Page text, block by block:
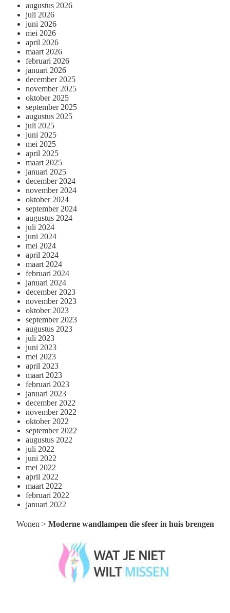
augustus 2026
juli 2026
juni 2026
mei 2026
april 2026
maart 2026
februari 2026
januari 2026
december 2025
november 2025
oktober 2025
september 2025
augustus 2025
juli 2025
juni 2025
mei 2025
april 2025
maart 2025
januari 2025
december 2024
november 2024
oktober 2024
september 2024
augustus 2024
juli 2024
juni 2024
mei 2024
april 2024
maart 2024
februari 2024
januari 2024
december 2023
november 2023
oktober 2023
september 2023
augustus 2023
juli 2023
juni 2023
mei 2023
april 2023
maart 2023
februari 2023
januari 2023
december 2022
november 2022
oktober 2022
september 2022
augustus 2022
juli 2022
juni 2022
mei 2022
april 2022
maart 2022
februari 2022
januari 2022
Wonen > Moderne wandlampen die sfeer in huis brengen